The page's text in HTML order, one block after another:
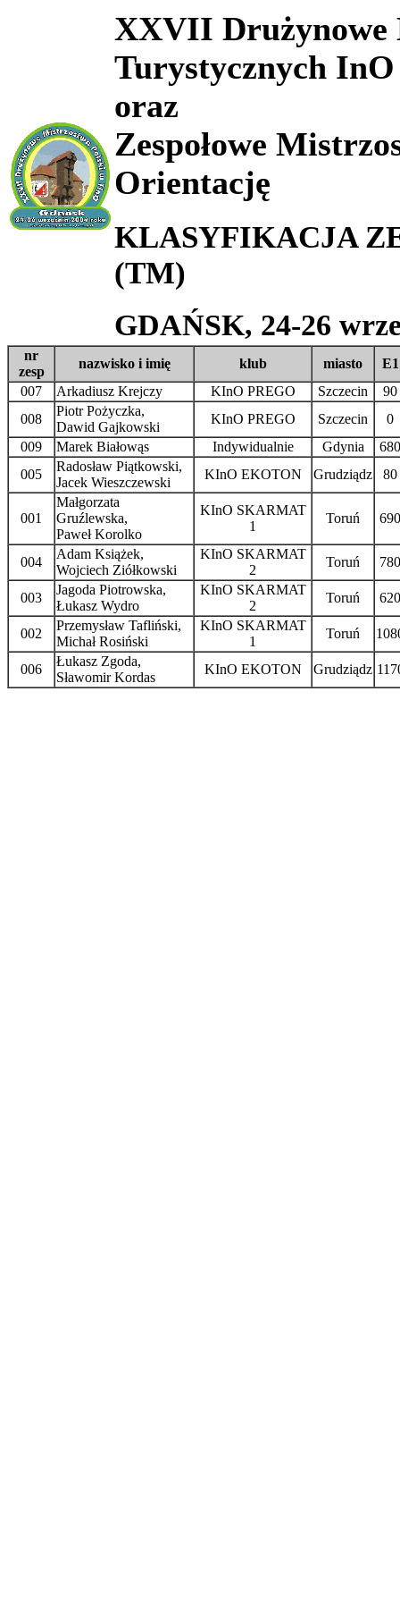
XXVII Drużynowe
Turystycznych InO
oraz
Zespołowe
Orientację
KLASYFIKACJA
(TM)
GDAŃSK, 24-26
nr
zesp
nazwisko i imię klub miasto
E1
007
Arkadiusz Krejczy KInO PREGO Szczecin
90
008
Piotr Pożyczka,
Dawid Gajkowski
KInO PREGO Szczecin
0
009
Marek Białowąs Indywidualnie Gdynia
680
005
Radosław Piątkowski,
Jacek Wieszczewski
KInO EKOTON Grudziądz 80
001
Małgorzata
Gruźlewska,
Paweł Korolko
KInO SKARMAT
1
Toruń 690
004
Adam Książek,
Wojciech Ziółkowski
KInO SKARMAT
2
Toruń 780
003
Jagoda Piotrowska,
Łukasz Wydro
KInO SKARMAT
2
Toruń 620
002
Przemysław Tafliński,
Michał Rosiński
KInO SKARMAT
1
Toruń
006
Łukasz Zgoda,
Sławomir Kordas
KInO EKOTON Grudziądz